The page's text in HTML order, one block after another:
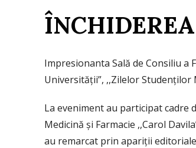
Impresionanta Sală de Consiliu a
Universităţii”, ,,Zilelor Studenţilor
La eveniment au participat cadre
Medicină şi Farmacie ,,Carol
au remarcat prin apariţii